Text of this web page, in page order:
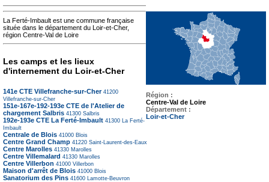
Région :
Centre-Val de Loire
Département :
Loir-et-Cher
La Ferté-Imbault est une commune française
située dans le département du Loir-et-Cher,
région Centre-Val de Loire
Les camps et les lieux
d'internement du Loir-et-Cher
141e CTE Villefranche-sur-Cher 41200
Villefranche-sur-Cher
151e-167e-192-193e CTE de l'Atelier de
chargement Salbris 41300 Salbris
192e-193e CTE La Ferté-Imbault 41300 La Ferté-
Imbault
Centrale de Blois 41000 Blois
Centre Grand Champ 41220 Saint-Laurent-des-Eaux
Centre Marolles 41330 Marolles
Centre Villemalard 41330 Marolles
Centre Villerbon 41000 Villerbon
Maison d'arrêt de Blois 41000 Blois
Sanatorium des Pins 41600 Lamotte-Beuvron